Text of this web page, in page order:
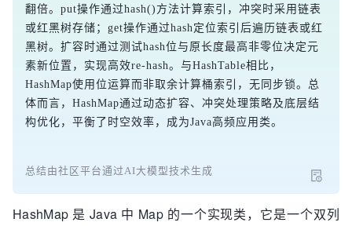
翻倍。put操作通过hash()方法计算索引，冲突时采用链表
或红黑树存储；get操作通过hash定位索引后遍历链表或红
黑树。扩容时通过测试hash位与原长度最高非零位决定元
素新位置，实现高效re-hash。与HashTable相比，
HashMap使用位运算而非取余计算桶索引，无同步锁。总
体而言，HashMap通过动态扩容、冲突处理策略及底层结
构优化，平衡了时空效率，成为Java高频应用类。
总结由社区平台通过AI大模型技术生成
HashMap 是 Java 中 Map 的一个实现类，它是一个双列